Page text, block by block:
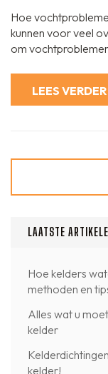
Hoe
kunnen voor veel
om
LEES VERDER
LAATSTE
Hoe kelders
methoden en
Alles wat u
kelder
kelder!